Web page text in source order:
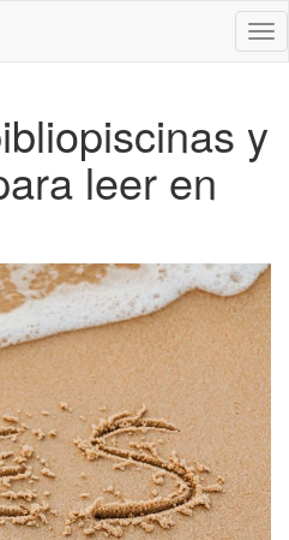
y
leer en